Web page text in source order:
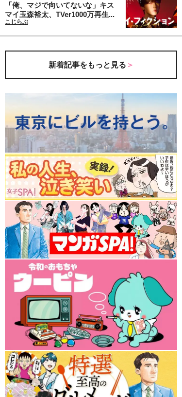
「俺、マジで向いてないな」キス
マイ玉森裕太、TVer1000万再生...
こじらぶ
新着記事をもっと見る